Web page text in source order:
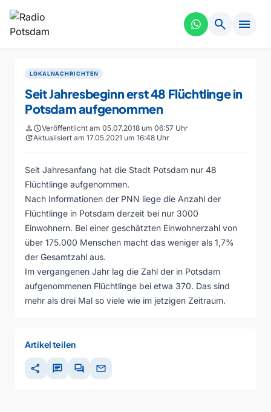
search menu
LOKALNACHRICHTEN
Seit Jahresbeginn erst 48 Flüchtlinge in
Potsdam aufgenommen
personscheduleVeröffentlicht am 05.07.2018 um 06:57 Uhr
updateAktualisiert am 17.05.2021 um 16:48 Uhr
Seit Jahresanfang hat die Stadt Potsdam nur 48
Flüchtlinge aufgenommen.
Nach Informationen der PNN liege die Anzahl der
Flüchtlinge in Potsdam derzeit bei nur 3000
Einwohnern. Bei einer geschätzten Einwohnerzahl von
über 175.000 Menschen macht das weniger als 1,7%
der Gesamtzahl aus.
Im vergangenen Jahr lag die Zahl der in Potsdam
aufgenommenen Flüchtlinge bei etwa 370. Das sind
mehr als drei Mal so viele wie im jetzigen Zeitraum.
Artikel teilen
share chat forum mail